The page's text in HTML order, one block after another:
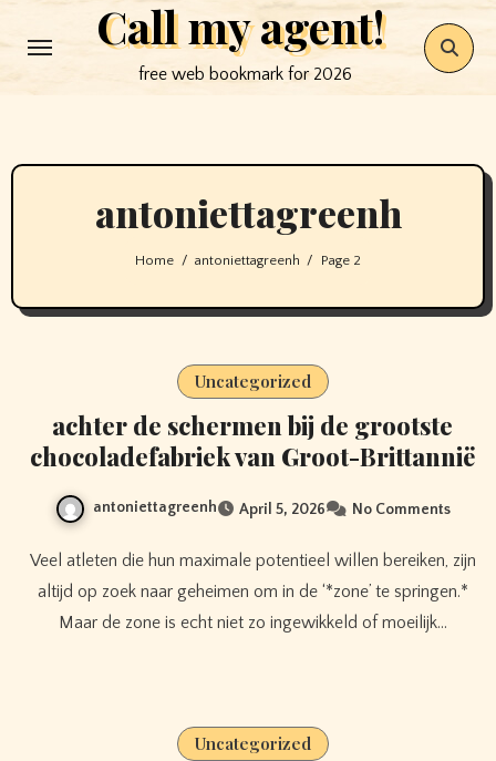
to
Call my agent!
free web bookmark for 2026
antoniettagreenh
Home antoniettagreenh Page 2
Uncategorized
achter de schermen bij de grootste
chocoladefabriek van Groot-Brittannië
antoniettagreenh April 5, 2026 No Comments
Veel atleten die hun maximale potentieel willen bereiken, zijn
altijd op zoek naar geheimen om in de ‘*zone’ te springen.*
Maar de zone is echt niet zo ingewikkeld of moeilijk…
Uncategorized